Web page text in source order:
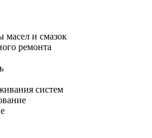
масел и смазок
ремонта
систем